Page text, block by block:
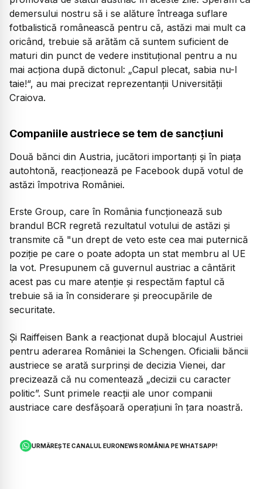
demersului nostru să i se alăture întreaga suflare
fotbalistică românească pentru că, astăzi mai mult ca
oricând, trebuie să arătăm că suntem suficient de
maturi din punct de vedere instituțional pentru a nu
mai acționa după dictonul: „Capul plecat, sabia nu-l
taie!“, au mai precizat reprezentanții Universității
Craiova.
Companiile austriece se tem de sancțiuni
Două bănci din Austria, jucători importanți și în piața
autohtonă, reacționează pe Facebook după votul de
astăzi împotriva României.
Erste Group, care în România funcționează sub
brandul BCR regretă rezultatul votului de astăzi și
transmite că "un drept de veto este cea mai puternică
poziție pe care o poate adopta un stat membru al UE
la vot. Presupunem că guvernul austriac a cântărit
acest pas cu mare atenție și respectăm faptul că
trebuie să ia în considerare și preocupările de
securitate.
Și Raiffeisen Bank a reacționat după blocajul Austriei
pentru aderarea României la Schengen. Oficialii băncii
austriece se arată surprinși de decizia Vienei, dar
precizează că nu comentează „decizii cu caracter
politic”. Sunt primele reacții ale unor companii
austriace care desfășoară operațiuni în țara noastră.
URMĂREȘTE CANALUL EURONEWS ROMÂNIA PE WHATSAPP!